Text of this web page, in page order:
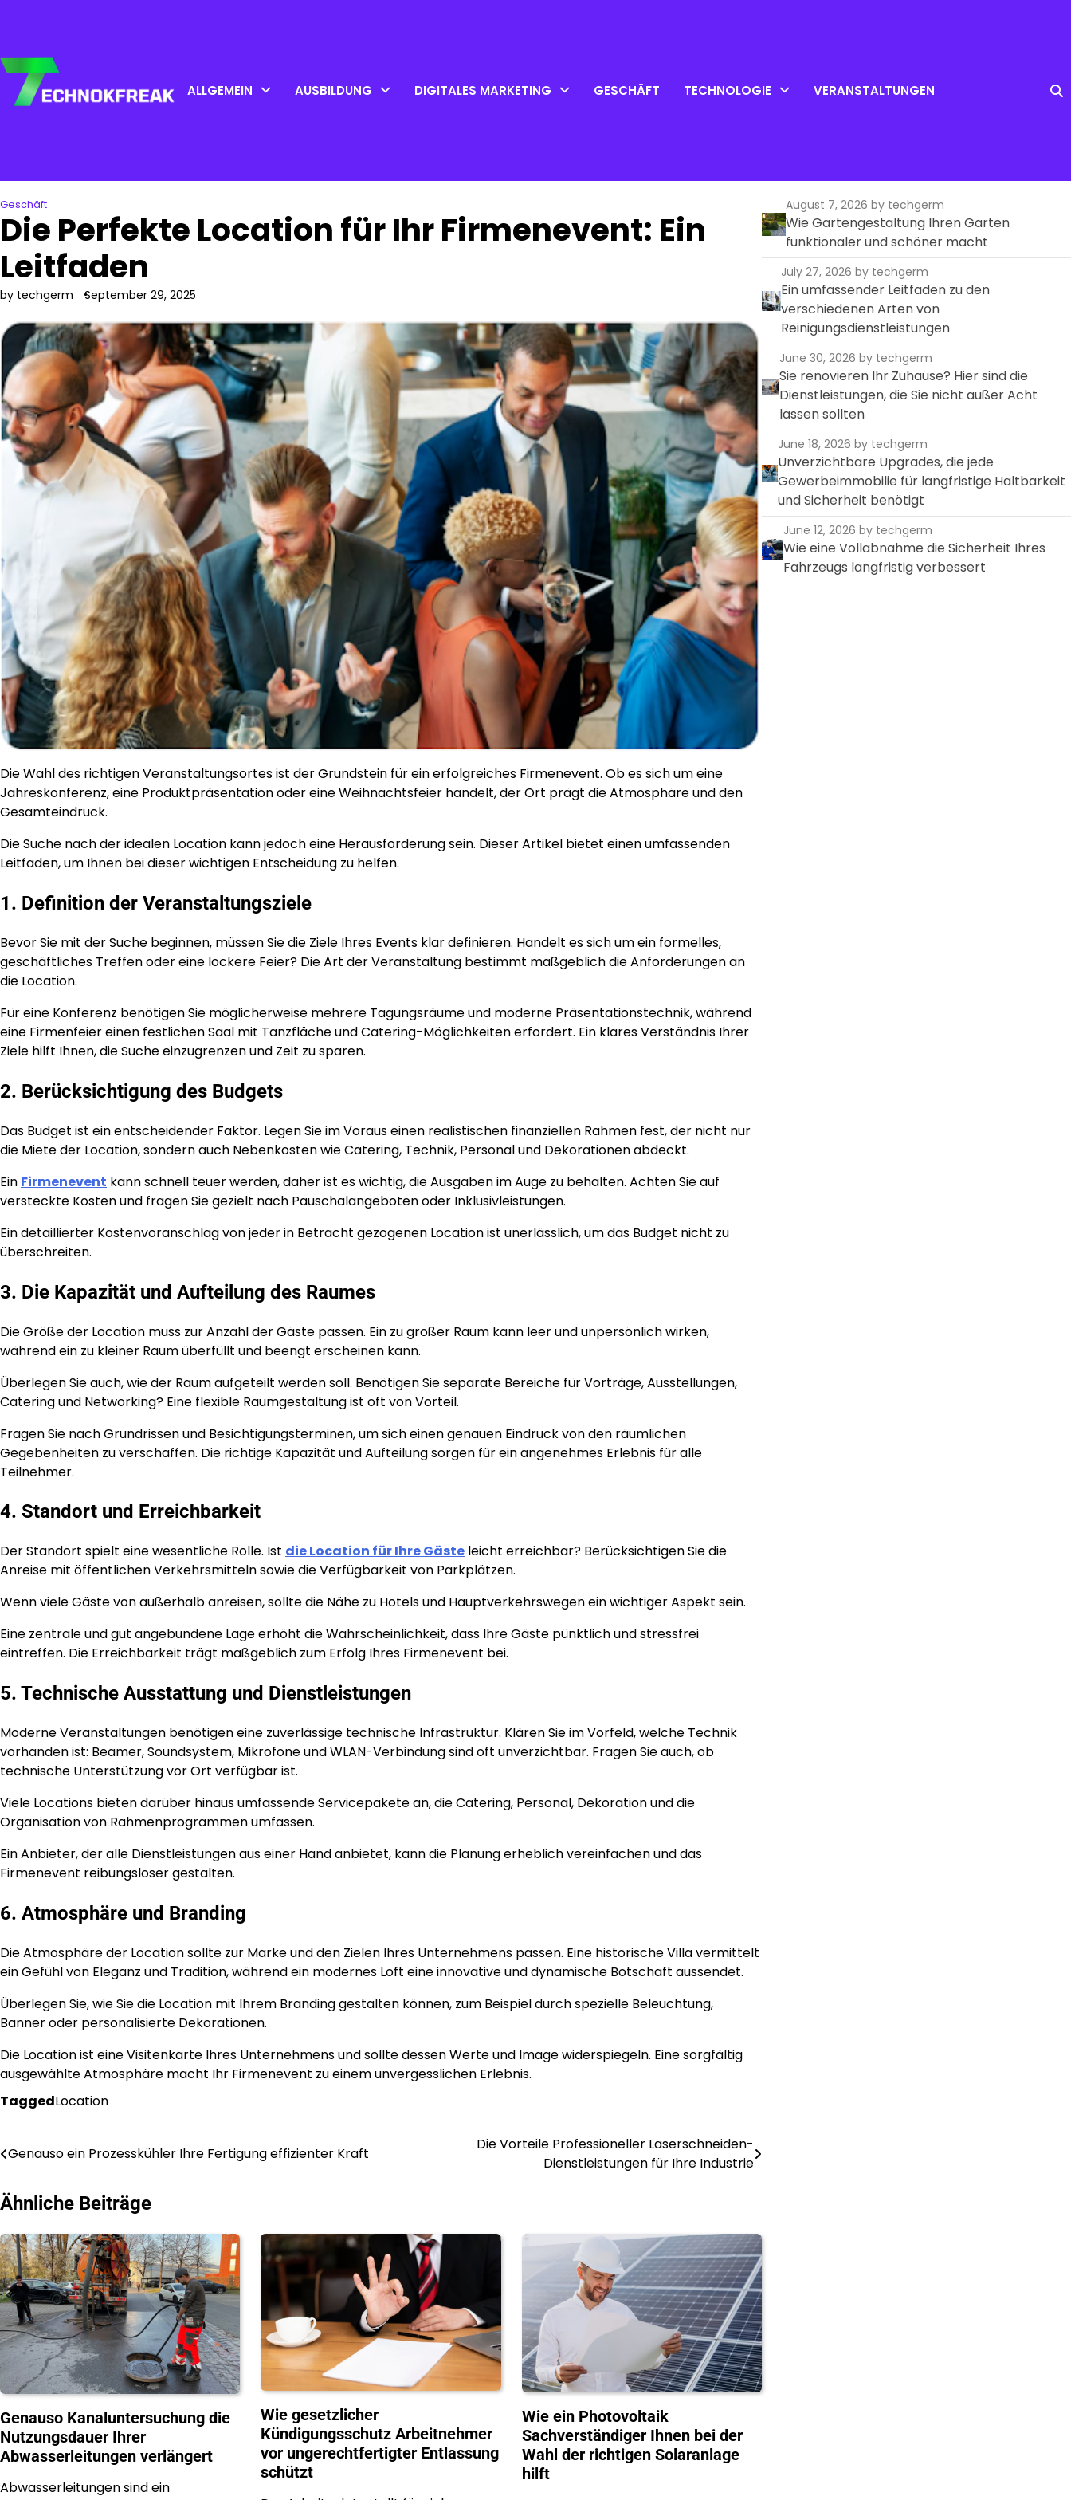
ALLGEMEIN AUSBILDUNG DIGITALES MARKETING GESCHÄFT TECHNOLOGIE VERANSTALTUNGEN
Geschäft
Die Perfekte Location für Ihr Firmenevent: Ein
Leitfaden
by techgerm September 29, 2025
Die Wahl des richtigen Veranstaltungsortes ist der Grundstein für ein erfolgreiches Firmenevent. Ob es sich um eine
Jahreskonferenz, eine Produktpräsentation oder eine Weihnachtsfeier handelt, der Ort prägt die Atmosphäre und den
Gesamteindruck.
Die Suche nach der idealen Location kann jedoch eine Herausforderung sein. Dieser Artikel bietet einen umfassenden
Leitfaden, um Ihnen bei dieser wichtigen Entscheidung zu helfen.
1. Definition der Veranstaltungsziele
Bevor Sie mit der Suche beginnen, müssen Sie die Ziele Ihres Events klar definieren. Handelt es sich um ein formelles,
geschäftliches Treffen oder eine lockere Feier? Die Art der Veranstaltung bestimmt maßgeblich die Anforderungen an
die Location.
Für eine Konferenz benötigen Sie möglicherweise mehrere Tagungsräume und moderne Präsentationstechnik, während
eine Firmenfeier einen festlichen Saal mit Tanzfläche und Catering-Möglichkeiten erfordert. Ein klares Verständnis Ihrer
Ziele hilft Ihnen, die Suche einzugrenzen und Zeit zu sparen.
2. Berücksichtigung des Budgets
Das Budget ist ein entscheidender Faktor. Legen Sie im Voraus einen realistischen finanziellen Rahmen fest, der nicht nur
die Miete der Location, sondern auch Nebenkosten wie Catering, Technik, Personal und Dekorationen abdeckt.
Ein Firmenevent kann schnell teuer werden, daher ist es wichtig, die Ausgaben im Auge zu behalten. Achten Sie auf
versteckte Kosten und fragen Sie gezielt nach Pauschalangeboten oder Inklusivleistungen.
Ein detaillierter Kostenvoranschlag von jeder in Betracht gezogenen Location ist unerlässlich, um das Budget nicht zu
überschreiten.
3. Die Kapazität und Aufteilung des Raumes
Die Größe der Location muss zur Anzahl der Gäste passen. Ein zu großer Raum kann leer und unpersönlich wirken,
während ein zu kleiner Raum überfüllt und beengt erscheinen kann.
Überlegen Sie auch, wie der Raum aufgeteilt werden soll. Benötigen Sie separate Bereiche für Vorträge, Ausstellungen,
Catering und Networking? Eine flexible Raumgestaltung ist oft von Vorteil.
Fragen Sie nach Grundrissen und Besichtigungsterminen, um sich einen genauen Eindruck von den räumlichen
Gegebenheiten zu verschaffen. Die richtige Kapazität und Aufteilung sorgen für ein angenehmes Erlebnis für alle
Teilnehmer.
4. Standort und Erreichbarkeit
Der Standort spielt eine wesentliche Rolle. Ist die Location für Ihre Gäste leicht erreichbar? Berücksichtigen Sie die
Anreise mit öffentlichen Verkehrsmitteln sowie die Verfügbarkeit von Parkplätzen.
Wenn viele Gäste von außerhalb anreisen, sollte die Nähe zu Hotels und Hauptverkehrswegen ein wichtiger Aspekt sein.
Eine zentrale und gut angebundene Lage erhöht die Wahrscheinlichkeit, dass Ihre Gäste pünktlich und stressfrei
eintreffen. Die Erreichbarkeit trägt maßgeblich zum Erfolg Ihres Firmenevent bei.
5. Technische Ausstattung und Dienstleistungen
Moderne Veranstaltungen benötigen eine zuverlässige technische Infrastruktur. Klären Sie im Vorfeld, welche Technik
vorhanden ist: Beamer, Soundsystem, Mikrofone und WLAN-Verbindung sind oft unverzichtbar. Fragen Sie auch, ob
technische Unterstützung vor Ort verfügbar ist.
Viele Locations bieten darüber hinaus umfassende Servicepakete an, die Catering, Personal, Dekoration und die
Organisation von Rahmenprogrammen umfassen.
Ein Anbieter, der alle Dienstleistungen aus einer Hand anbietet, kann die Planung erheblich vereinfachen und das
Firmenevent reibungsloser gestalten.
6. Atmosphäre und Branding
Die Atmosphäre der Location sollte zur Marke und den Zielen Ihres Unternehmens passen. Eine historische Villa vermittelt
ein Gefühl von Eleganz und Tradition, während ein modernes Loft eine innovative und dynamische Botschaft aussendet.
Überlegen Sie, wie Sie die Location mit Ihrem Branding gestalten können, zum Beispiel durch spezielle Beleuchtung,
Banner oder personalisierte Dekorationen.
Die Location ist eine Visitenkarte Ihres Unternehmens und sollte dessen Werte und Image widerspiegeln. Eine sorgfältig
ausgewählte Atmosphäre macht Ihr Firmenevent zu einem unvergesslichen Erlebnis.
TaggedLocation
Post
Genauso ein Prozesskühler Ihre Fertigung effizienter Kraft
Die Vorteile Professioneller Laserschneiden-
Dienstleistungen für Ihre Industrie
Ähnliche Beiträge
Genauso Kanaluntersuchung die
Nutzungsdauer Ihrer
Abwasserleitungen verlängert
Abwasserleitungen sind ein
Wie gesetzlicher
Kündigungsschutz Arbeitnehmer
vor ungerechtfertigter Entlassung
schützt
Wie ein Photovoltaik
Sachverständiger Ihnen bei der
Wahl der richtigen Solaranlage
hilft
August 7, 2026 by techgerm
Wie Gartengestaltung Ihren Garten
funktionaler und schöner macht
July 27, 2026 by techgerm
Ein umfassender Leitfaden zu den
verschiedenen Arten von
Reinigungsdienstleistungen
June 30, 2026 by techgerm
Sie renovieren Ihr Zuhause? Hier sind die
Dienstleistungen, die Sie nicht außer Acht
lassen sollten
June 18, 2026 by techgerm
Unverzichtbare Upgrades, die jede
Gewerbeimmobilie für langfristige Haltbarkeit
und Sicherheit benötigt
June 12, 2026by techgerm
Wie eine Vollabnahme die Sicherheit Ihres
Fahrzeugs langfristig verbessert